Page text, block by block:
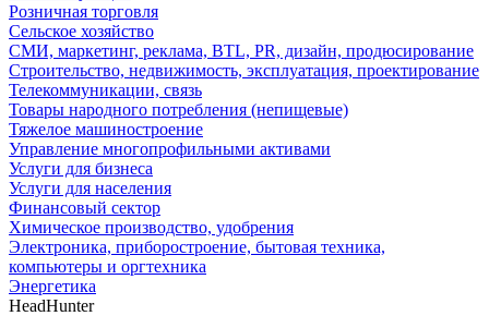
Розничная торговля
Сельское хозяйство
СМИ, маркетинг, реклама, BTL, PR, дизайн, продюсирование
Строительство, недвижимость, эксплуатация, проектирование
Телекоммуникации, связь
Товары народного потребления (непищевые)
Тяжелое машиностроение
Управление многопрофильными активами
Услуги для бизнеса
Услуги для населения
Финансовый сектор
Химическое производство, удобрения
Электроника, приборостроение, бытовая техника,
компьютеры и оргтехника
Энергетика
HeadHunter